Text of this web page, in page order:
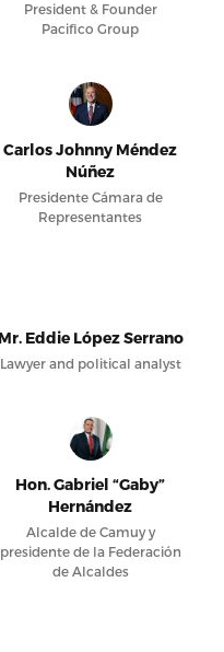
President & Founder
Pacifico Group
Carlos Johnny Méndez
Núñez
Presidente Cámara de
Representantes
Mr. Eddie López Serrano
Lawyer and political analyst
Hon. Gabriel “Gaby”
Hernández
Alcalde de Camuy y
presidente de la Federación
de Alcaldes